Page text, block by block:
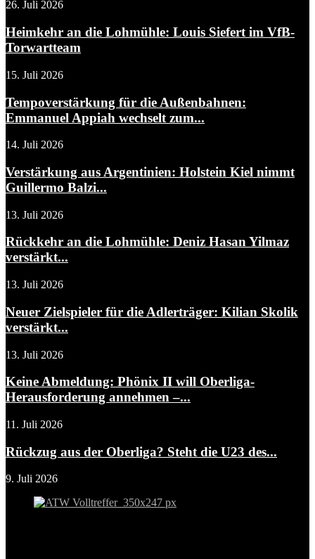
26. Juli 2026
Heimkehr an die Lohmühle: Louis Siefert im VfB-
Torwartteam
15. Juli 2026
Tempoverstärkung für die Außenbahnen:
Emmanuel Appiah wechselt zum...
14. Juli 2026
Verstärkung aus Argentinien: Holstein Kiel nimmt
Guillermo Balzi...
13. Juli 2026
Rückkehr an die Lohmühle: Deniz Hasan Yilmaz
verstärkt...
13. Juli 2026
Neuer Zielspieler für die Adlerträger: Kilian Skolik
verstärkt...
13. Juli 2026
Keine Abmeldung: Phönix II will Oberliga-
Herausforderung annehmen –...
11. Juli 2026
Rückzug aus der Oberliga? Steht die U23 des...
9. Juli 2026